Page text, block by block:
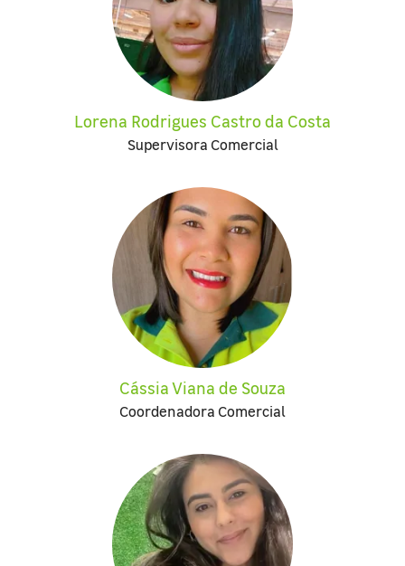
Lorena Rodrigues Castro da Costa
Supervisora Comercial
Cássia Viana de Souza
Coordenadora Comercial